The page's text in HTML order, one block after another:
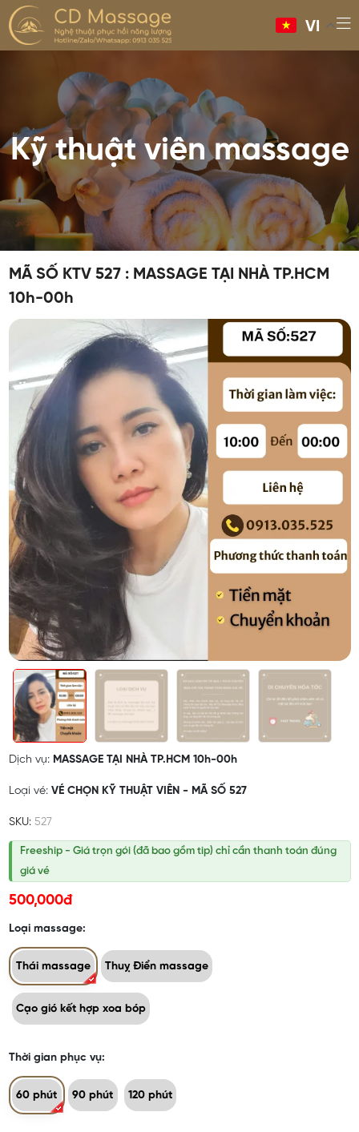
VI
Kỹ thuật viên massage
MÃ SỐ KTV 527 : MASSAGE TẠI NHÀ TP.HCM
10h-00h
Dịch vụ:MASSAGE TẠI NHÀ TP.HCM 10h-00h
Loại vé:VÉ CHỌN KỸ THUẬT VIÊN - MÃ SỐ 527
SKU: 527
Freeship - Giá trọn gói (đã bao gồm tip) chỉ cần thanh toán đúng
giá vé
500,000đ
Loại massage:
Thái massage Thuỵ Điển massage
Cạo gió kết hợp xoa bóp
Thời gian phục vụ:
60 phút 90 phút 120 phút